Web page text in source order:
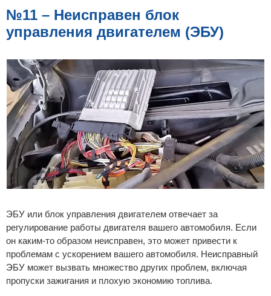
№11 – Неисправен блок
управления двигателем (ЭБУ)
ЭБУ или блок управления двигателем отвечает за
регулирование работы двигателя вашего автомобиля. Если
он каким-то образом неисправен, это может привести к
проблемам с ускорением вашего автомобиля. Неисправный
ЭБУ может вызвать множество других проблем, включая
пропуски зажигания и плохую экономию топлива.